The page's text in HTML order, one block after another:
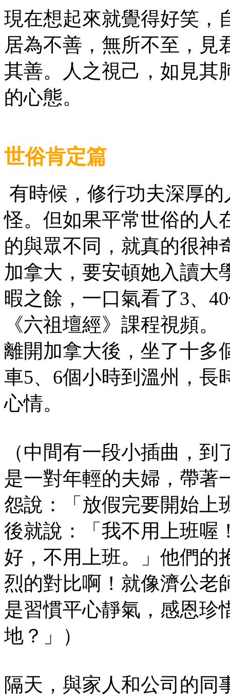
現在想起來就覺得好笑，
居為不善，無所不至，見
其善。人之視己，如見其
的心態。
世俗肯定篇
有時候，修行功夫深厚
怪。但如果平常世俗的人
的與眾不同，就真的很神
加拿大，要安頓她入讀大
暇之餘，一口氣看了3、
《六祖壇經》課程視頻。
離開加拿大後，坐了十多
車5、6個小時到溫州，長
心情。
（中間有一段小插曲，
是一對年輕的夫婦，帶著
怨說：「放假完要開始上
後就說：「我不用上班喔
好，不用上班。」他們的
烈的對比啊！就像濟公老
是習慣平心靜氣，感恩珍
地？」）
隔天，與家人和公司的同